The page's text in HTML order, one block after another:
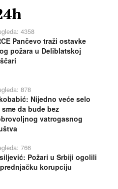
4358
Pančevo traži ostavke
požara u Deliblatskoj
878
Nijedno veće selo
sme da bude bez
vatrogasnog
766
Požari u Srbiji ogolili
korupciju